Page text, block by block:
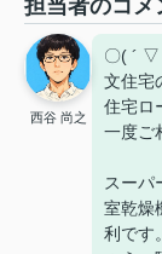
担当者のコメ
西谷 尚之
〇( ´ ▽
文住宅
住宅ロ
一度ご
スーパ
室乾燥
利です